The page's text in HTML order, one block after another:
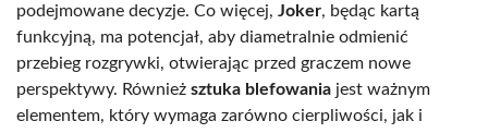
podejmowane decyzje. Co więcej, Joker, będąc kartą
funkcyjną, ma potencjał, aby diametralnie odmienić
przebieg rozgrywki, otwierając przed graczem nowe
perspektywy. Również sztuka blefowania jest ważnym
elementem, który wymaga zarówno cierpliwości, jak i